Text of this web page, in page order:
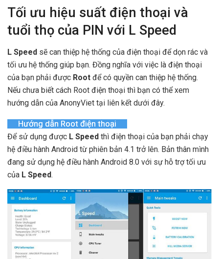
Tối ưu hiệu suất điện thoại và
tuổi thọ của PIN với L Speed
L Speed sẽ can thiệp hệ thống của điện thoại để dọn rác và
tối ưu hệ thống giúp bạn. Đồng nghĩa với việc là điện thoại
của bạn phải được Root để có quyền can thiệp hệ thống.
Nếu chưa biết cách Root điện thoại thì bạn có thể xem
hướng dẫn của AnonyViet tại liên kết dưới đây.
Hướng dẫn Root điện thoại
Để sử dụng được L Speed thì điện thoại của bạn phải chạy
hệ điều hành Android từ phiên bản 4.1 trở lên. Bản thân mình
đang sử dụng hệ điều hành Android 8.0 với sự hỗ trợ tối ưu
của L Speed.